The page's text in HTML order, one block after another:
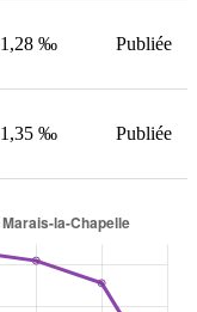
1,28 ‰ Publiée
1,35 ‰ Publiée